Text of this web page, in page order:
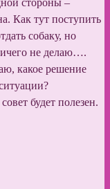
стороны –
Как тут поступить
собаку, но
не делаю….
какое решение
будет полезен.